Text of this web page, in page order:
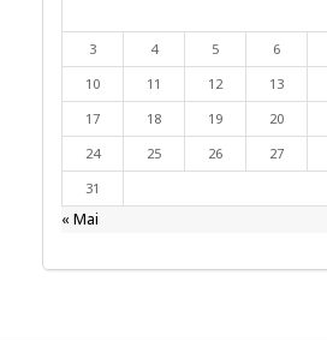
3 4 5 6
10 11 12 13
17 18 19 20
24 25 26 27
31
« Mai